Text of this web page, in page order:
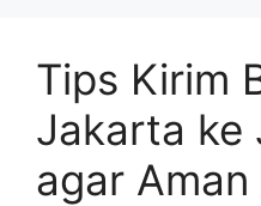
Tips Kirim
Jakarta ke
agar Aman